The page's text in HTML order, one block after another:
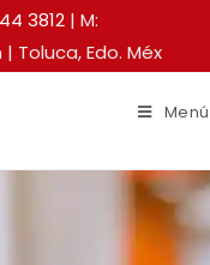
3812| M:
Edo. Méx
Menú